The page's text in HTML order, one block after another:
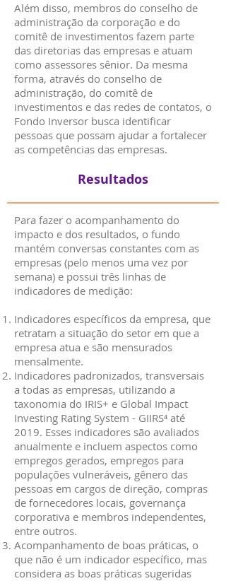
Além disso, membros do conselho de
administração da corporação e do
comitê de investimentos fazem parte
das diretorias das empresas e atuam
como assessores sênior. Da mesma
forma, através do conselho de
administração, do comitê de
investimentos e das redes de contatos, o
Fondo Inversor busca identificar
pessoas que possam ajudar a fortalecer
as competências das empresas.
Resultados
Para fazer o acompanhamento do
impacto e dos resultados, o fundo
mantém conversas constantes com as
empresas (pelo menos uma vez por
semana) e possui três linhas de
indicadores de medição:
Indicadores específicos da empresa, que
retratam a situação do setor em que a
empresa atua e são mensurados
mensalmente.
Indicadores padronizados, transversais
a todas as empresas, utilizando a
taxonomia do IRIS+ e Global Impact
Investing Rating System - GIIRS⁴ até
2019. Esses indicadores são avaliados
anualmente e incluem aspectos como
empregos gerados, empregos para
populações vulneráveis, gênero das
pessoas em cargos de direção, compras
de fornecedores locais, governança
corporativa e membros independentes,
entre outros.
Acompanhamento de boas práticas, o
que não é um indicador específico, mas
considera as boas práticas sugeridas